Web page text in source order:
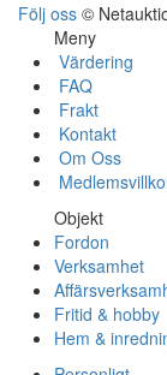
Följ oss ©
Meny
Värdering
FAQ
Frakt
Kontakt
Om Oss
Objekt
Fordon
Verksamhet
Fritid & hobby
Hem &